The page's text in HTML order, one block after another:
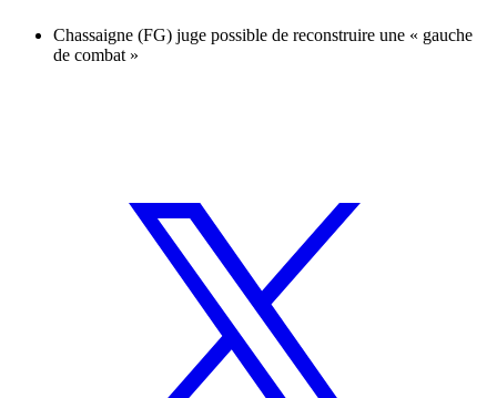
Chassaigne (FG) juge possible de reconstruire une « gauche
de combat »